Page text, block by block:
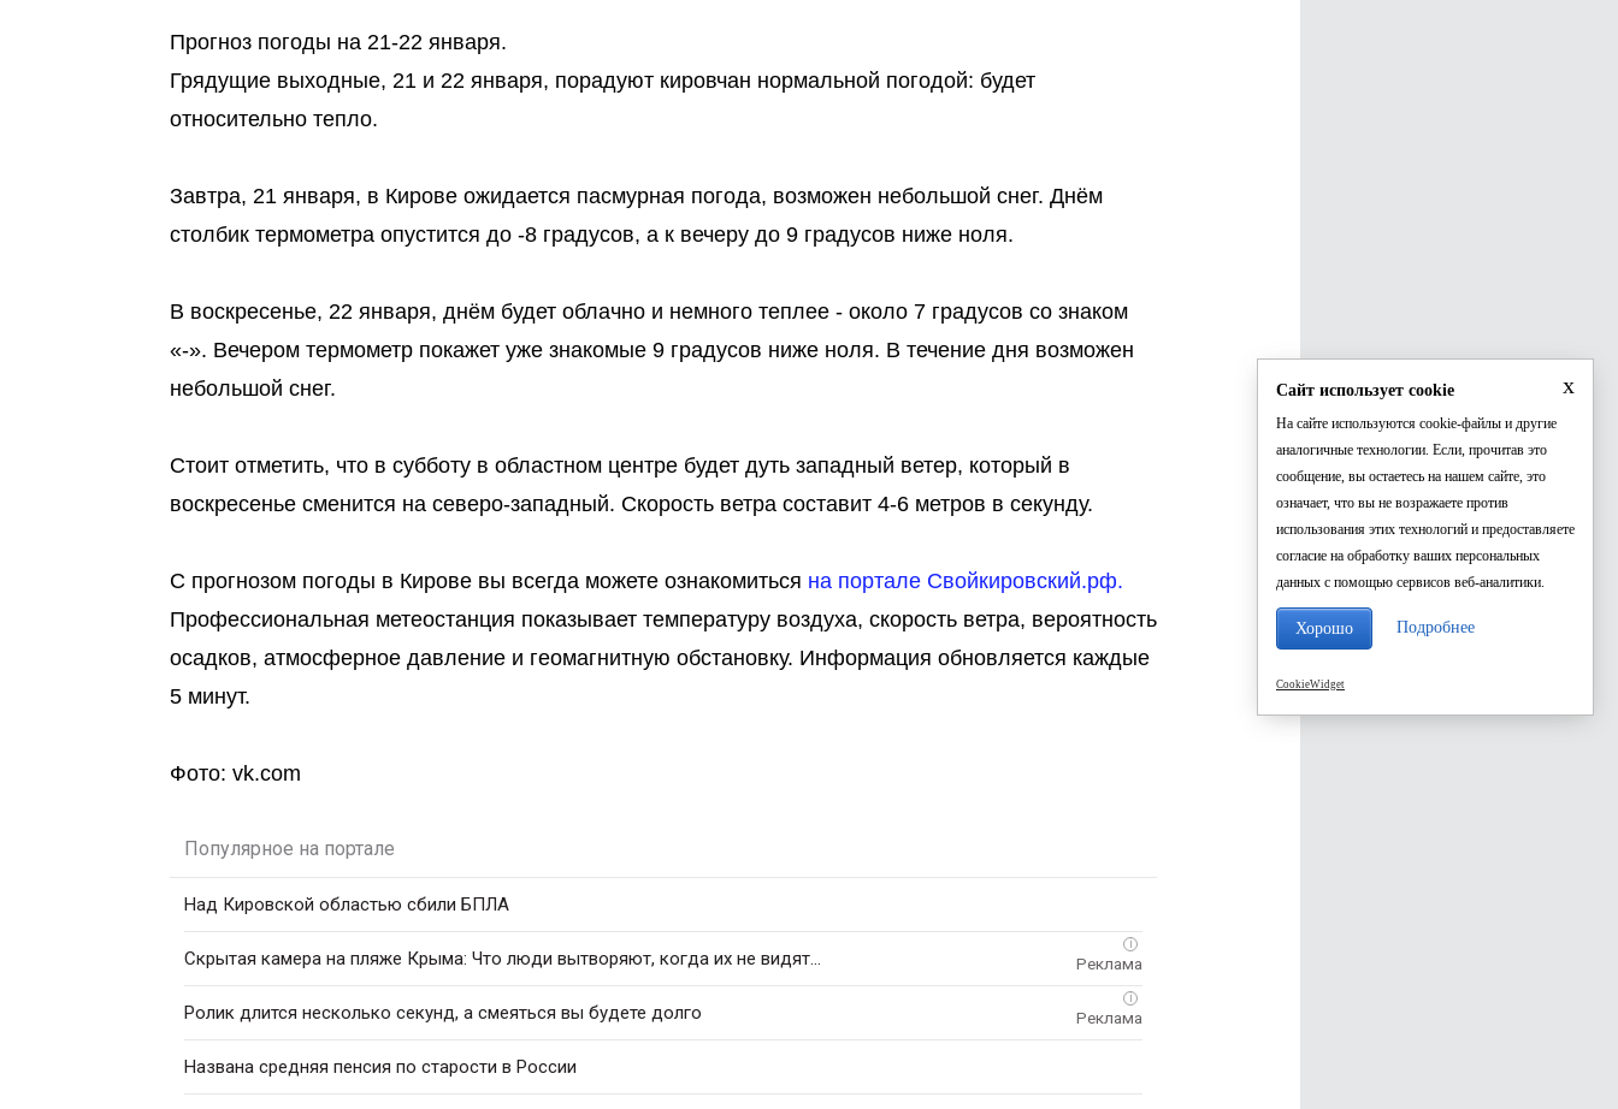
Прогноз погоды на 21-22 января.
Грядущие выходные, 21 и 22 января, порадуют кировчан нормальной погодой: будет
относительно тепло.
Завтра, 21 января, в Кирове ожидается пасмурная погода, возможен небольшой снег. Днём
столбик термометра опустится до -8 градусов, а к вечеру до 9 градусов ниже ноля.
В воскресенье, 22 января, днём будет облачно и немного теплее - около 7 градусов со знаком
«-». Вечером термометр покажет уже знакомые 9 градусов ниже ноля. В течение дня возможен
небольшой снег.
Стоит отметить, что в субботу в областном центре будет дуть западный ветер, который в
воскресенье сменится на северо-западный. Скорость ветра составит 4-6 метров в секунду.
С прогнозом погоды в Кирове вы всегда можете ознакомиться на портале Свойкировский.рф.
Профессиональная метеостанция показывает температуру воздуха, скорость ветра, вероятность
осадков, атмосферное давление и геомагнитную обстановку. Информация обновляется каждые
5 минут.
Фото: vk.com
Популярное на портале
Над Кировской областью сбили БПЛА
i
Скрытая камера на пляже Крыма: Что люди вытворяют, когда их не видят...
i
Ролик длится несколько секунд, а смеяться вы будете долго
Названа средняя пенсия по старости в России
x
Сайт использует cookie
На сайте используются cookie-файлы и другие
аналогичные технологии. Если, прочитав это
сообщение, вы остаетесь на нашем сайте, это
означает, что вы не возражаете против
использования этих технологий и предоставляете
согласие на обработку ваших персональных
данных с помощью сервисов веб-аналитики.
Хорошо Подробнее
CookieWidget